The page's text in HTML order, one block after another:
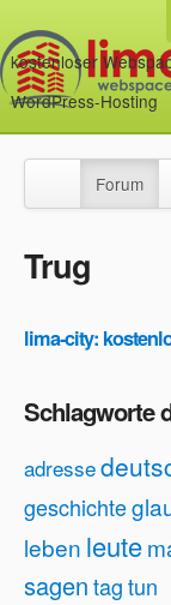
kostenloser
WordPress-Hosting
Forum
Trug
lima-city:
Schlagworte
adresse
geschichte
leben leute
sagentagtun